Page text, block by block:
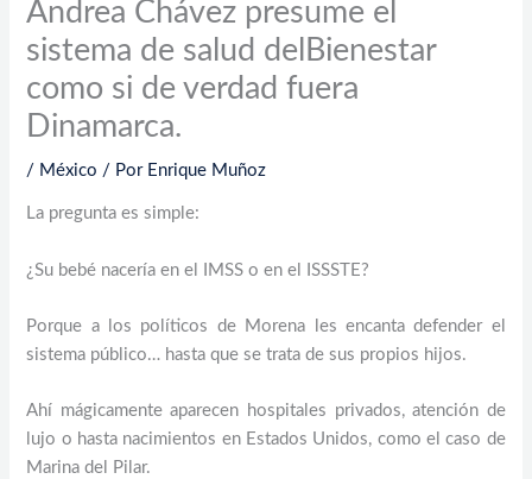
Andrea Chávez presume el
sistema de salud delBienestar
como si de verdad fuera
Dinamarca.
/ México / Por Enrique Muñoz
La pregunta es simple:
¿Su bebé nacería en el IMSS o en el ISSSTE?
Porque a los políticos de Morena les encanta defender el
sistema público… hasta que se trata de sus propios hijos.
Ahí mágicamente aparecen hospitales privados, atención de
lujo o hasta nacimientos en Estados Unidos, como el caso de
Marina del Pilar.